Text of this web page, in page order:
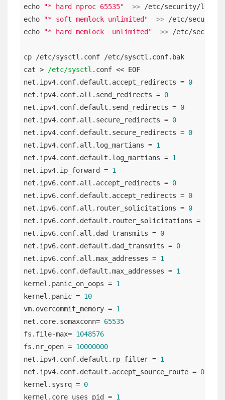
echo
"* hard nproc 65535" >> /etc/security/
echo
"* soft memlock unlimited" >> /etc/
echo
"* hard memlock  unlimited" >> /etc/
cp /etc/sysctl.conf /etc/sysctl.conf.bak
cat > /etc/sysctl .conf << EOF
net.ipv4.conf.default.accept_redirects = 0
net.ipv4.conf.all.send_redirects = 0
net.ipv4.conf.default.send_redirects = 0
net.ipv4.conf.all.secure_redirects = 0
net.ipv4.conf.default.secure_redirects = 0
net.ipv4.conf.all.log_martians = 1
net.ipv4.conf.default.log_martians = 1
net.ipv4.ip_forward = 1
net.ipv6.conf.all.accept_redirects = 0
net.ipv6.conf.default.accept_redirects = 0
net.ipv6.conf.all.router_solicitations = 0
net.ipv6.conf.default.router_solicitations =
net.ipv6.conf.all.dad_transmits = 0
net.ipv6.conf.default.dad_transmits = 0
net.ipv6.conf.all.max_addresses = 1
net.ipv6.conf.default.max_addresses = 1
kernel.panic_on_oops = 1
kernel.panic = 10
vm.overcommit_memory = 1
net.core.somaxconn= 65535
fs.file-max= 1048576
fs.nr_open = 10000000
net.ipv4.conf.default.rp_filter = 1
net.ipv4.conf.default.accept_source_route = 0
kernel.sysrq = 0
kernel.core_uses_pid = 1